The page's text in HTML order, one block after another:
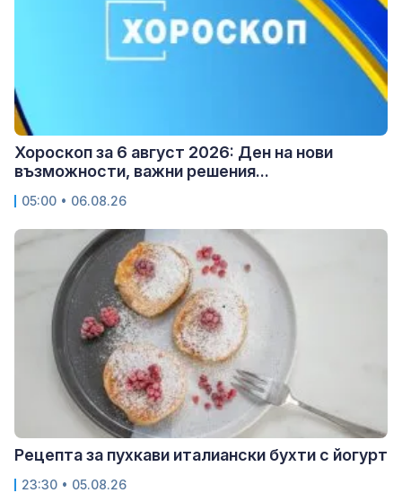
Хороскоп за 6 август 2026: Ден на нови
възможности, важни решения...
05:00 • 06.08.26
Рецепта за пухкави италиански бухти с йогурт
23:30 • 05.08.26